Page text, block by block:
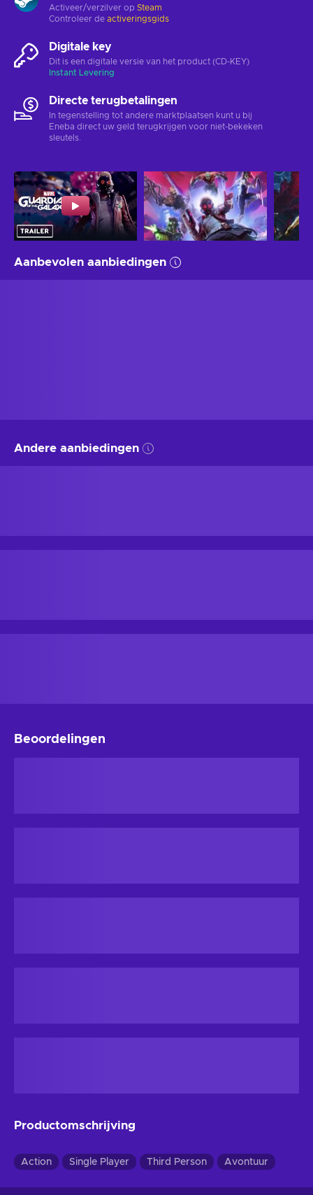
Activeer/verzilver op Steam
Controleer de activeringsgids
Digitale key
Dit is een digitale versie van het product (CD-KEY)
Instant Levering
Directe terugbetalingen
In tegenstelling tot andere marktplaatsen kunt u bij
Eneba direct uw geld terugkrijgen voor niet-bekeken
sleutels.
Aanbevolen aanbiedingen
Andere aanbiedingen
Beoordelingen
Productomschrijving
Action Single Player Third Person Avontuur